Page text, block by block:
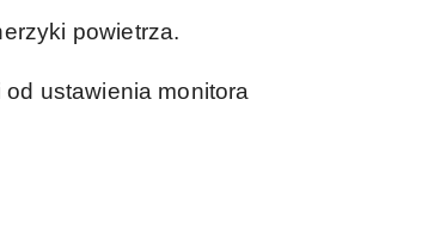
powietrza.
ustawienia monitora